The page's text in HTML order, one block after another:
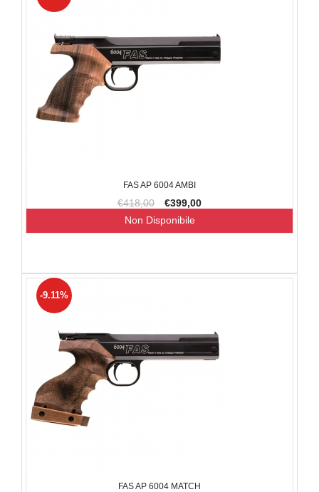
FAS AP 6004 AMBI
€418,00 €399,00
Non Disponibile
FAS AP 6004 MATCH
-9.11%